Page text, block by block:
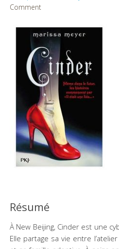
Comment
Résumé
À New Beijing, Cinder est une
Elle partage sa vie entre